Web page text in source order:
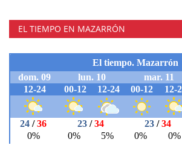
EL TIEMPO EN MAZARRÓN